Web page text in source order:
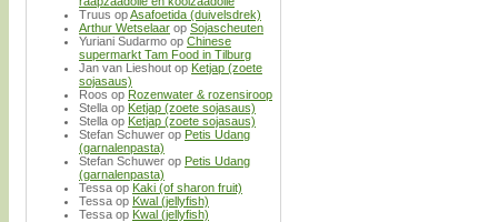
Truus opAsafoetida (duivelsdrek)
Arthur Wetselaar op Sojascheuten
Yuriani Sudarmo op Chinese
supermarkt Tam Food in Tilburg
Jan van Lieshout op Ketjap (zoete
sojasaus)
Roos op Rozenwater & rozensiroop
Stella op Ketjap (zoete sojasaus)
Stella op Ketjap (zoete sojasaus)
Stefan Schuwer op Petis Udang
(garnalenpasta)
Stefan Schuwer op Petis Udang
(garnalenpasta)
Tessa op Kaki (of sharon fruit)
Tessa op Kwal (jellyfish)
Tessa op Kwal (jellyfish)